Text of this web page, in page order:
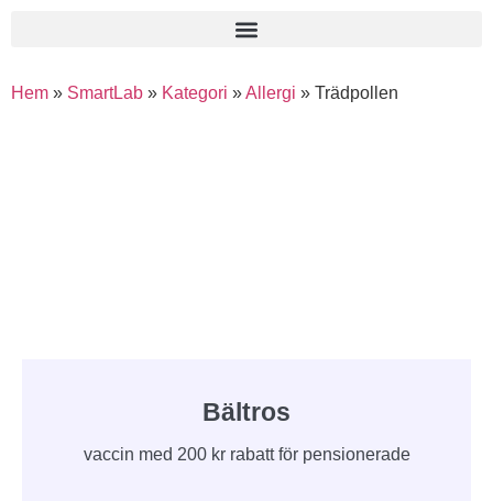
Hem » SmartLab » Kategori »Allergi » Trädpollen
Bältros
vaccin med 200 kr rabatt för pensionerade